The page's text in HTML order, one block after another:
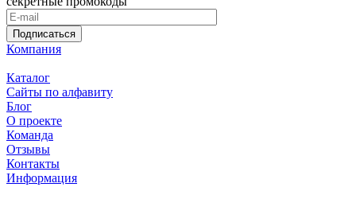
Подписаться
Компания
Каталог
Сайты по алфавиту
Блог
О проекте
Команда
Отзывы
Контакты
Информация